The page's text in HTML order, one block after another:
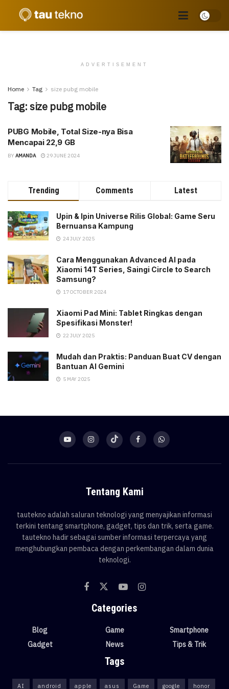
ADVERTISEMENT
Home Tag size pubg mobile
Tag:size pubg mobile
PUBG Mobile, Total Size-nya Bisa
Mencapai 22,9 GB
BY AMANDA 29 JUNE 2024
Trending Comments Latest
Upin & Ipin Universe Rilis Global: Game Seru
Bernuansa Kampung
24 JULY 2025
Cara Menggunakan Advanced AI pada
Xiaomi 14T Series, Saingi Circle to Search
Samsung?
17 OCTOBER 2024
Xiaomi Pad Mini: Tablet Ringkas dengan
Spesifikasi Monster!
22 JULY 2025
Mudah dan Praktis: Panduan Buat CV dengan
Bantuan AI Gemini
5 MAY 2025
Tentang Kami
tautekno adalah saluran teknologi yang menyajikan informasi
terkini tentang smartphone, gadget, tips dan trik, serta game.
tautekno hadir sebagai sumber informasi terpercaya yang
menghubungkan pembaca dengan perkembangan dalam dunia
teknologi.
Categories
Blog
Gadget
Game
News
Smartphone
Tips & Trik
Tags
AI android apple asus Game google honor